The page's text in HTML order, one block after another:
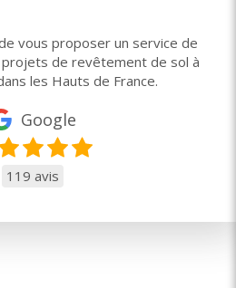
vous proposer un service de
de revêtement de sol à
les Hauts de France.
Google
119 avis